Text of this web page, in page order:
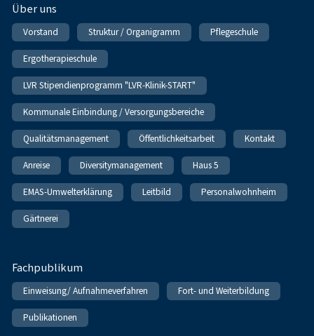
Über uns
Vorstand Struktur / Organigramm Pflegeschule
Ergotherapieschule
LVR Stipendienprogramm "LVR-Klinik-START"
Kommunale Einbindung / Versorgungsbereiche
Qualitätsmanagement Öffentlichkeitsarbeit Kontakt
Anreise Diversitymanagement Haus 5
EMAS-Umwelterklärung Leitbild Personalwohnheim
Gärtnerei
Fachpublikum
Einweisung/ Aufnahmeverfahren Fort- und Weiterbildung
Publikationen